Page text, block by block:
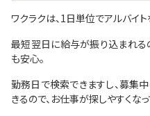
ワクラクは、1日単位でアルバイト
最短翌日に給与が振り込まれる
も安心。
勤務日で検索できますし、募集
きるので、お仕事が探しやすくなっ